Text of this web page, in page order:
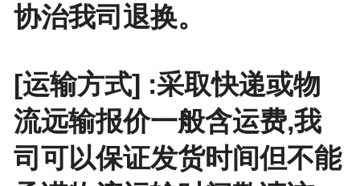
协治我司退换。
[运输方式] :采取快递或物
流远输报价一般含运费,我
司可以保证发货时间但不能